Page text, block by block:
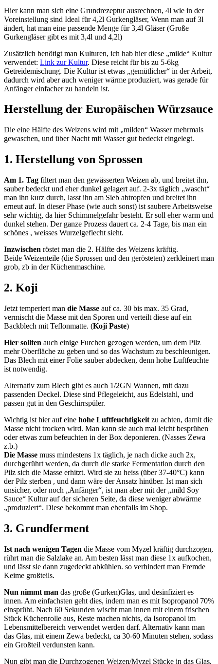
Hier kann man sich eine Grundrezeptur ausrechnen, 4l wie in der
Voreinstellung sind Ideal für 4,2l Gurkengläser, Wenn man auf 3l
ändert, hat man eine passende Menge für 3,4l Gläser (Große
Gurkengläser gibt es mit 3,4l und 4,2l)
Zusätzlich benötigt man Kulturen, ich hab hier diese „milde“ Kultur
verwendet: Link zur Kultur. Diese reicht für bis zu 5-6kg
Getreidemischung. Die Kultur ist etwas „gemütlicher“ in der Arbeit,
dadurch wird aber auch weniger wärme produziert, was gerade für
Anfänger einfacher zu handeln ist.
Herstellung der Europäischen Würzsauce
Die eine Hälfte des Weizens wird mit „milden“ Wasser mehrmals
gewaschen, und über Nacht mit Wasser gut bedeckt eingelegt.
1. Herstellung von Sprossen
Am 1. Tag filtert man den gewässerten Weizen ab, und breitet ihn,
sauber bedeckt und eher dunkel gelagert auf. 2-3x täglich „wascht“
man ihn kurz durch, lasst ihn am Sieb abtropfen und breitet ihn
erneut auf. In dieser Phase (wie auch sonst) ist saubere Arbeitsweise
sehr wichtig, da hier Schimmelgefahr besteht. Er soll eher warm und
dunkel stehen. Der ganze Prozess dauert ca. 2-4 Tage, bis man ein
schönes , weisses Wurzelgeflecht sieht.
Inzwischen röstet man die 2. Hälfte des Weizens kräftig.
Beide Weizenteile (die Sprossen und den gerösteten) zerkleinert man
grob, zb in der Küchenmaschine.
2. Koji
Jetzt temperiert man die Masse auf ca. 30 bis max. 35 Grad,
vermischt die Masse mit den Sporen und verteilt diese auf ein
Backblech mit Teflonmatte. (Koji Paste)
Hier sollten auch einige Furchen gezogen werden, um dem Pilz
mehr Oberfläche zu geben und so das Wachstum zu beschleunigen.
Das Blech mit einer Folie sauber abdecken, denn hohe Luftfeuchte
ist notwendig.
Alternativ zum Blech gibt es auch 1/2GN Wannen, mit dazu
passenden Deckel. Diese sind Pflegeleicht, aus Edelstahl, und
passen gut in den Geschirrspüler.
Wichtig ist hier auf eine hohe Luftfeuchtigkeit zu achten, damit die
Masse nicht trocken wird. Man kann sie auch mal leicht besprühen
oder etwas zum befeuchten in der Box deponieren. (Nasses Zewa
z.b.)
Die Masse muss mindestens 1x täglich, je nach dicke auch 2x,
durchgerührt werden, da durch die starke Fermentation durch den
Pilz sich die Masse erhitzt. Wird sie zu heiss (über 37-40°C) kann
der Pilz sterben , und dann wäre der Ansatz hinüber. Ist man sich
unsicher, oder noch „Anfänger“, ist man aber mit der „mild Soy
Sauce“ Kultur auf der sicheren Seite, da diese weniger abwärme
„produziert“. Diese bekommt man ebenfalls im Shop.
3. Grundferment
Ist nach wenigen Tagen die Masse vom Myzel kräftig durchzogen,
rührt man die Salzlake an. Am besten lässt man diese 1x aufkochen,
und lässt sie dann zugedeckt abkühlen. so verhindert man Fremde
Keime großteils.
Nun nimmt man das große (Gurken)Glas, und desinfiziert es
innen. Am einfachsten geht dies, indem man es mit Isopropanol 70%
einsprüht. Nach 60 Sekunden wischt man innen mit einem frischen
Stück Küchenrolle aus, Reste machen nichts, da Isoropanol im
Lebensmittelbereich verwendet werden darf. Alternativ kann man
das Glas, mit einem Zewa bedeckt, ca 30-60 Minuten stehen, sodass
ein Großteil verdunsten kann.
Nun gibt man die Durchzogenen Weizen/Myzel Stücke in das Glas,